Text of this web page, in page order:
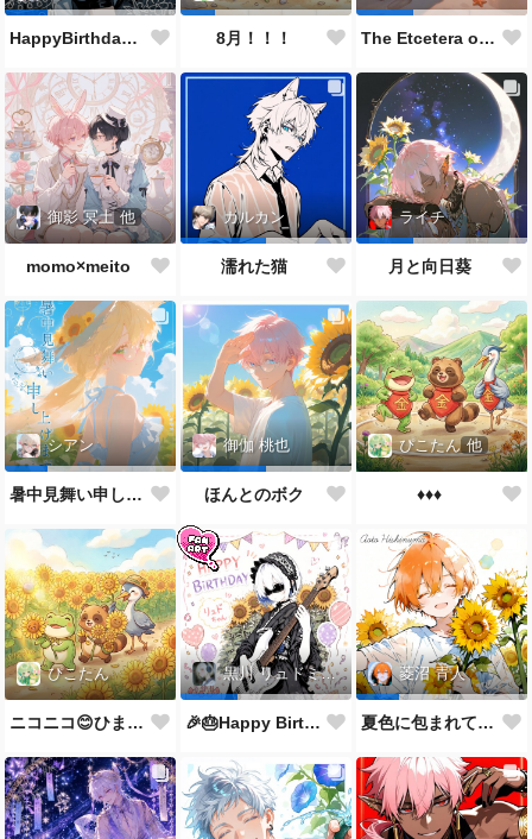
HappyBirthdayカルくん🐱🎂✨👏🎉 8月！！！ The Etcetera of the Sea and Crabs
御影 冥土 他
momo×meito
カルカン
濡れた猫
ライチ
月と向日葵
シアン
暑中見舞い申し上げます🌻
御伽 桃也
ほんとのボク
ぴこたん 他
♦️♦️♦️
ぴこたん
ニコニコ😊ひまわり🌻
黒川 リュドミーラ
🎉🎂Happy Birthday 🎂🎉
菱沼 青人
夏色に包まれて🌻✨